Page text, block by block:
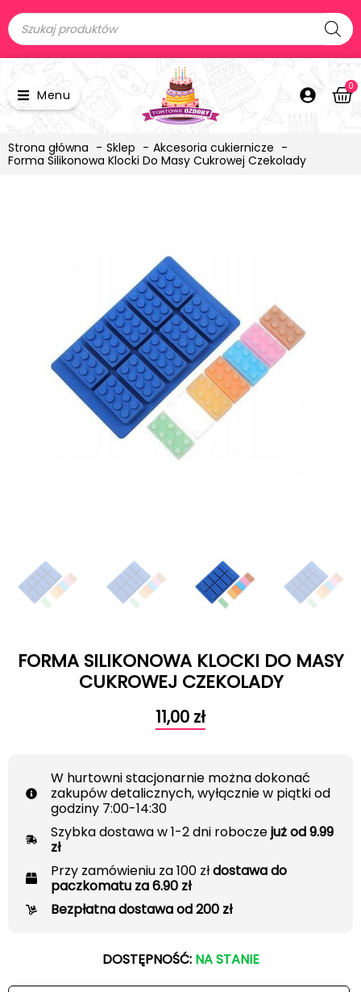
Menu
0
Strona główna Sklep
Akcesoria cukiernicze
Forma Silikonowa Klocki Do Masy Cukrowej Czekolady
FORMA SILIKONOWA KLOCKI DO MASY
CUKROWEJ CZEKOLADY
11,00 zł
W hurtowni stacjonarnie można dokonać
zakupów detalicznych, wyłącznie w piątki od
godziny 7:00-14:30
Szybka dostawa w 1-2 dni roboczejuż od 9.99
zł
Przy zamówieniu za 100 złdostawa do
paczkomatu za 6.90 zł
Bezpłatna dostawa od 200 zł
DOSTĘPNOŚĆ: NA STANIE